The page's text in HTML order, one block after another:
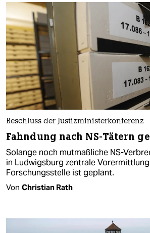
Beschluss der Justizministerkonferenz
Fahndung nach NS-Tätern
Solange noch mutmaßliche NS-
in Ludwigsburg zentrale
Forschungsstelle ist geplant.
Von Christian Rath